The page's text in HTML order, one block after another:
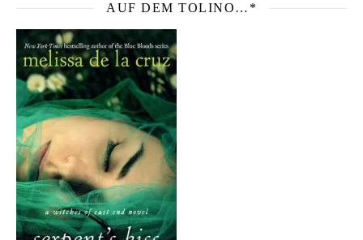
AUF DEM TOLINO…*